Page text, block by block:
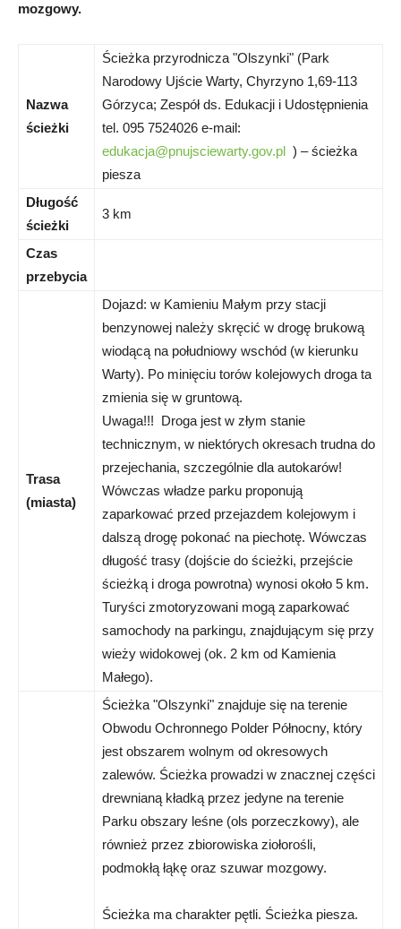
mozgowy.
Nazwa
ścieżki
Ścieżka przyrodnicza "Olszynki" (Park
Narodowy Ujście Warty, Chyrzyno 1,69-113
Górzyca; Zespół ds. Edukacji i Udostępnienia
tel. 095 7524026 e-mail:
edukacja@pnujsciewarty.gov.pl ) – ścieżka
piesza
Długość
ścieżki
3 km
Czas
przebycia
Trasa
(miasta)
Dojazd: w Kamieniu Małym przy stacji
benzynowej należy skręcić w drogę brukową
wiodącą na południowy wschód (w kierunku
Warty). Po minięciu torów kolejowych droga ta
zmienia się w gruntową.
Uwaga!!! Droga jest w złym stanie
technicznym, w niektórych okresach trudna do
przejechania, szczególnie dla autokarów!
Wówczas władze parku proponują
zaparkować przed przejazdem kolejowym i
dalszą drogę pokonać na piechotę. Wówczas
długość trasy (dojście do ścieżki, przejście
ścieżką i droga powrotna) wynosi około 5 km.
Turyści zmotoryzowani mogą zaparkować
samochody na parkingu, znajdującym się przy
wieży widokowej (ok. 2 km od Kamienia
Małego).
Ścieżka "Olszynki" znajduje się na terenie
Obwodu Ochronnego Polder Północny, który
jest obszarem wolnym od okresowych
zalewów. Ścieżka prowadzi w znacznej części
drewnianą kładką przez jedyne na terenie
Parku obszary leśne (ols porzeczkowy), ale
również przez zbiorowiska ziołorośli,
podmokłą łąkę oraz szuwar mozgowy.
Ścieżka ma charakter pętli. Ścieżka piesza.